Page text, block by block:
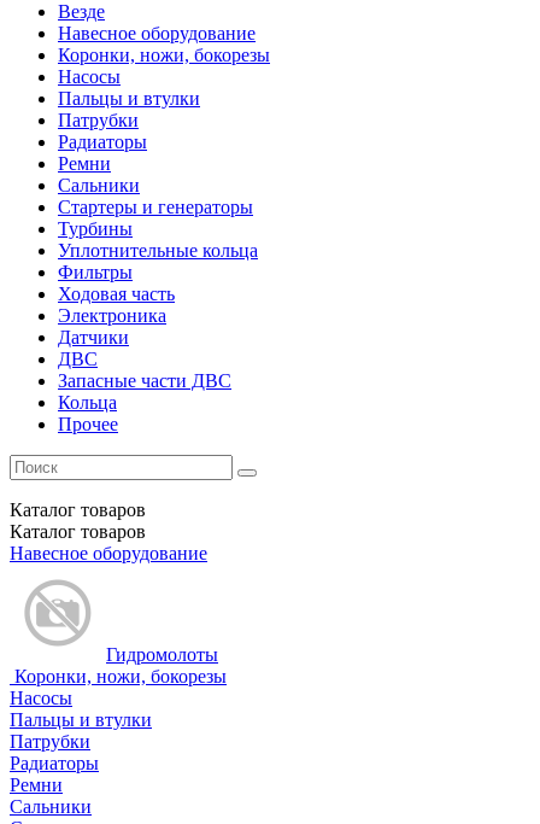
Везде
Навесное оборудование
Коронки, ножи, бокорезы
Насосы
Пальцы и втулки
Патрубки
Радиаторы
Ремни
Сальники
Стартеры и генераторы
Турбины
Уплотнительные кольца
Фильтры
Ходовая часть
Электроника
Датчики
ДВС
Запасные части ДВС
Кольца
Прочее
Каталог товаров
Каталог товаров
Навесное оборудование
Гидромолоты
Коронки, ножи, бокорезы
Насосы
Пальцы и втулки
Патрубки
Радиаторы
Ремни
Сальники